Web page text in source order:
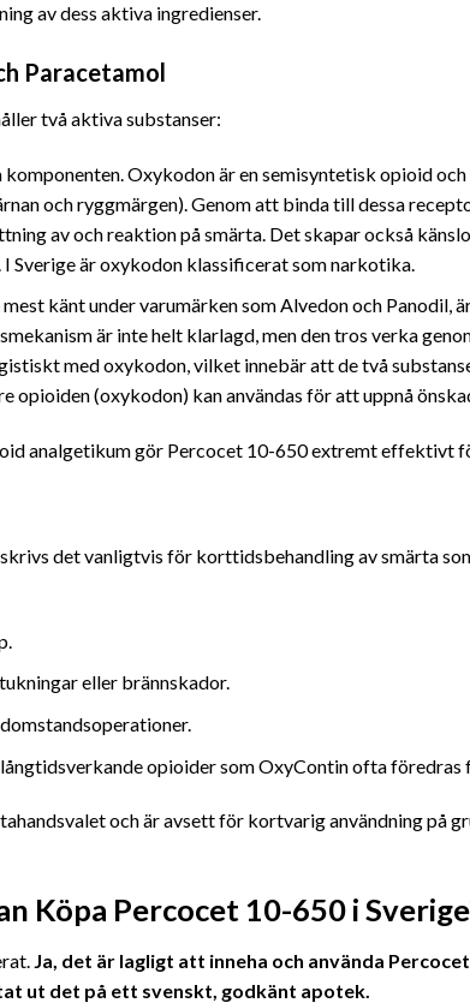
av dess aktiva ingredienser.
Paracetamol
två aktiva substanser:
Oxykodon är en semisyntetisk opioid
och ryggmärgen). Genom att binda till dessa
av och reaktion på smärta. Det skapar också
Sverige är oxykodon klassificerat som narkotika.
känt under varumärken som Alvedon och
är inte helt klarlagd, men den tros verka
med oxykodon, vilket innebär att de två
opioiden (oxykodon) kan användas för att uppnå
analgetikum gör Percocet 10-650 extremt effektivt
det vanligtvis för korttidsbehandling av smärta
eller brännskador.
opioider som OxyContin ofta föredras
och är avsett för kortvarig användning på
Köpa Percocet 10-650 i
Ja, det är lagligt att inneha och använda
ut det på ett svenskt, godkänt apotek.